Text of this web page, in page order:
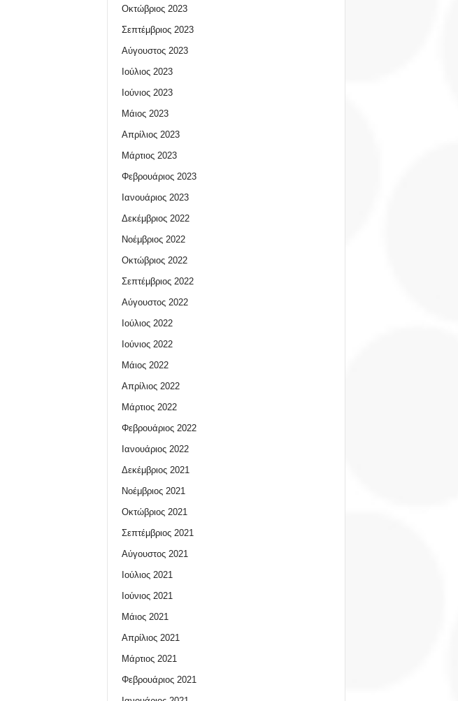
Οκτώβριος 2023
Σεπτέμβριος 2023
Αύγουστος 2023
Ιούλιος 2023
Ιούνιος 2023
Μάιος 2023
Απρίλιος 2023
Μάρτιος 2023
Φεβρουάριος 2023
Ιανουάριος 2023
Δεκέμβριος 2022
Νοέμβριος 2022
Οκτώβριος 2022
Σεπτέμβριος 2022
Αύγουστος 2022
Ιούλιος 2022
Ιούνιος 2022
Μάιος 2022
Απρίλιος 2022
Μάρτιος 2022
Φεβρουάριος 2022
Ιανουάριος 2022
Δεκέμβριος 2021
Νοέμβριος 2021
Οκτώβριος 2021
Σεπτέμβριος 2021
Αύγουστος 2021
Ιούλιος 2021
Ιούνιος 2021
Μάιος 2021
Απρίλιος 2021
Μάρτιος 2021
Φεβρουάριος 2021